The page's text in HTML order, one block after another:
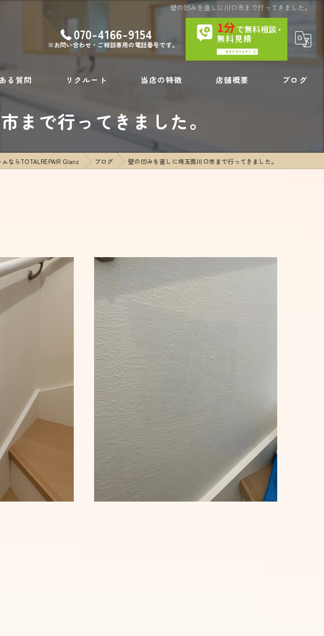
壁の凹みを直しに川口市まで行ってきました。
070-4166-9154
※お問い合わせ・ご相談専用の電話番号です。
る質問 リクルート 当店の特徴
内装工事
フローリング補修
店舗概要 ブログ
まで行ってきました。
ならTOTALREPAIR Glanz ブログ 壁の凹みを直しに埼玉県川口市まで行ってきました。